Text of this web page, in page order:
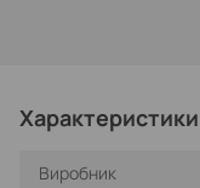
Характеристики
Виробник